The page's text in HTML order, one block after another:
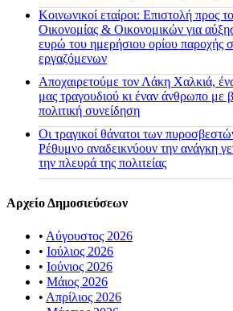
Κοινωνικοί εταίροι: Επιστολή προς
Οικονομίας & Οικονομικών για
ευρώ του ημερήσιου ορίου παροχής
εργαζόμενων
Αποχαιρετούμε τον Λάκη Χαλκιά,
μας τραγουδιού κι έναν άνθρωπο με
πολιτική συνείδηση
Οι τραγικοί θάνατοι των
Ρέθυμνο αναδεικνύουν την ανάγκη
την πλευρά της πολιτείας
Αρχείο Δημοσιεύσεων
• Αύγουστος 2026
• Ιούλιος 2026
• Ιούνιος 2026
• Μάιος 2026
• Απρίλιος 2026